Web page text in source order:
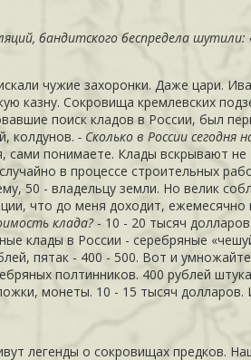
бандитского беспредела
чужие захоронки. Даже цари.
казну. Сокровища кремлевских
поиск кладов в России, был
колдунов. - Сколько в России сегодня
сами понимаете. Клады вскрывают
в процессе строительных
50 - владельцу земли. Но велик
что до меня доходит, ежемесячно
клада?- 10 - 20 тысяч
клады в России - серебряные
пятак - 400 - 500. Вот и
полтинников. 400 рублей
монеты. 10 - 15 тысяч долларов.
легенды о сокровищах предков.